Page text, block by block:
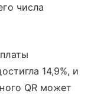
числа
14,9%, и
QR может